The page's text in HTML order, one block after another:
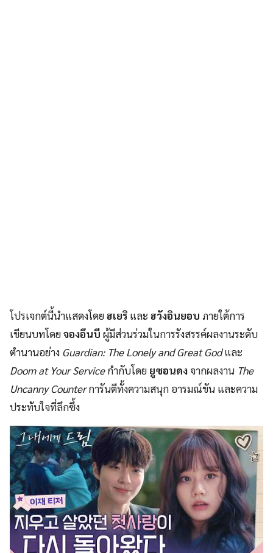
โปรเจกต์นี้นำแสดงโดยฮเยริ และ ฮวังอินยอบ ภายใต้การ
เขียนบทโดยจองอึนบี ผู้มีส่วนร่วมในการรังสรรค์ผลงานระดับ
ตำนานอย่าง Guardian: The Lonely and Great Godและ
Doom at Your Serviceกำกับโดย ยูซอนดง จากผลงาน The
Uncanny Counterการันตีทั้งความสนุก อารมณ์ขัน และความ
ประทับใจที่ลึกซึ้ง